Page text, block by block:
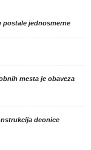
postale jednosmerne
mesta je obaveza
deonice